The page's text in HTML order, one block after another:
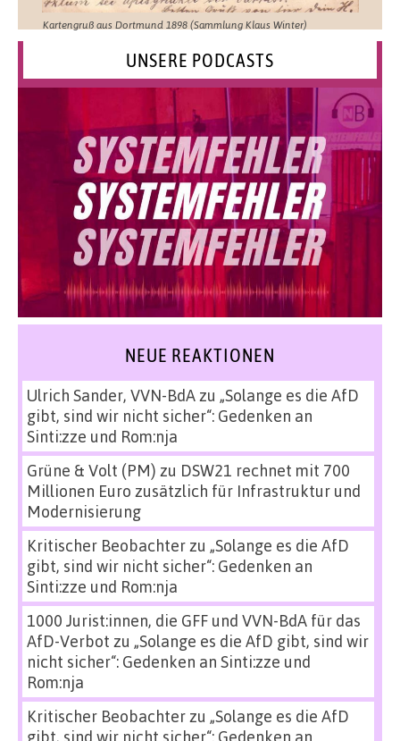
Kartengruß aus Dortmund 1898 (Sammlung Klaus Winter)
UNSERE PODCASTS
NEUE REAKTIONEN
Ulrich Sander, VVN-BdAzu „Solange es die AfD
gibt, sind wir nicht sicher“: Gedenken an
Sinti:zze und Rom:nja
Grüne & Volt (PM) zu DSW21 rechnet mit 700
Millionen Euro zusätzlich für Infrastruktur und
Modernisierung
Kritischer Beobachterzu „Solange es die AfD
gibt, sind wir nicht sicher“: Gedenken an
Sinti:zze und Rom:nja
1000 Jurist:innen, die GFF und VVN-BdA für das
AfD-Verbot zu „Solange es die AfD gibt, sind wir
nicht sicher“: Gedenken an Sinti:zze und
Rom:nja
Kritischer Beobachterzu „Solange es die AfD
gibt, sind wir nicht sicher“: Gedenken an